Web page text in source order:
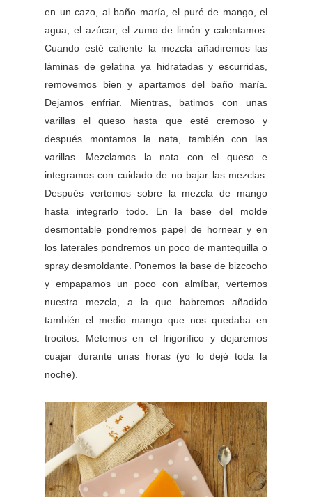
en un cazo, al baño maría, el puré de mango, el
agua, el azúcar, el zumo de limón y calentamos.
Cuando esté caliente la mezcla añadiremos las
láminas de gelatina ya hidratadas y escurridas,
removemos bien y apartamos del baño maría.
Dejamos enfriar. Mientras, batimos con unas
varillas el queso hasta que esté cremoso y
después montamos la nata, también con las
varillas. Mezclamos la nata con el queso e
integramos con cuidado de no bajar las mezclas.
Después vertemos sobre la mezcla de mango
hasta integrarlo todo. En la base del molde
desmontable pondremos papel de hornear y en
los laterales pondremos un poco de mantequilla o
spray desmoldante. Ponemos la base de bizcocho
y empapamos un poco con almíbar, vertemos
nuestra mezcla, a la que habremos añadido
también el medio mango que nos quedaba en
trocitos. Metemos en el frigorífico y dejaremos
cuajar durante unas horas (yo lo dejé toda la
noche).